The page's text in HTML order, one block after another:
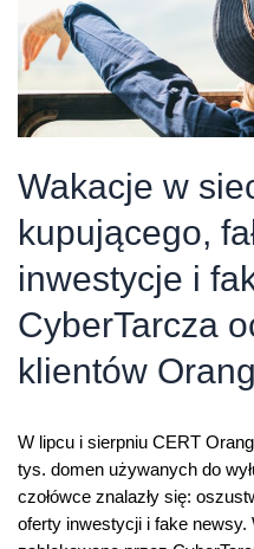
Wakacje w
kupującego,
inwestycje i
CyberTarcza
klientów
W lipcu i sierpniu CERT
tys. domen używanych do
czołówce znalazły się:
oferty inwestycji i fake newsy.